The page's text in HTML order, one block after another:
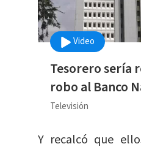
Video
Tesorero sería
robo al Banco
Televisión
Y recalcó que